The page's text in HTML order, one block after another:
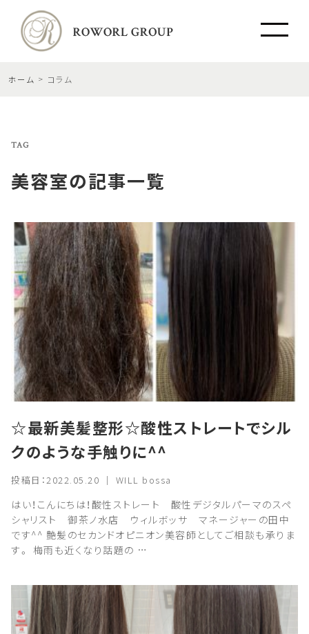
ホーム コラム
TAG
美容室の記事一覧
☆最新美髪整形☆酸性ストレートでシル
クのような手触りに^^
投稿日：2022.05.20 ｜ WILL bossa
はい！こんにちは！酸性ストレート 酸性デジタルパーマのスペ
シャリスト 御茶ノ水店 ウィルボッサ マネージャーの田中
です^^ 艶髪のセカンドオピニオン美容師としてご相談も承りま
す。 梅雨も近くなり話題の …